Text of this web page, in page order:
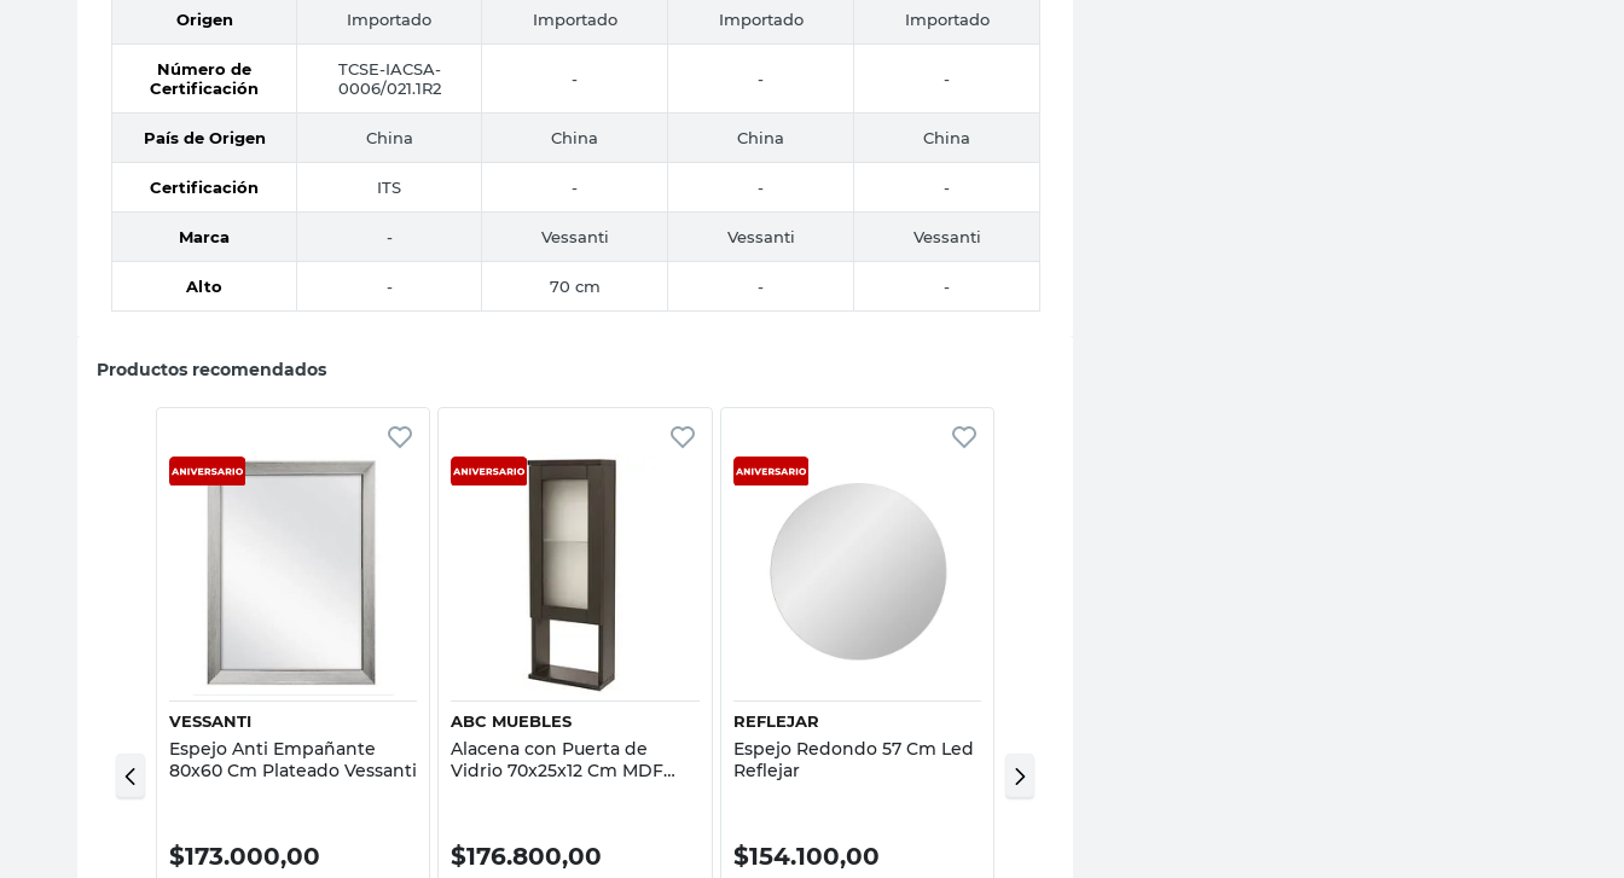
Origen Importado Importado Importado Importado
Número de
Certificación
TCSE-IACSA-
0006/021.1R2
- - -
País de Origen China China China China
Certificación ITS - - -
Marca - Vessanti Vessanti Vessanti
Alto - 70 cm - -
Productos recomendados
VESSANTI
Espejo Anti Empañante
80x60 Cm Plateado Vessanti
$173.000,00
Vista rápida
ABC MUEBLES
Alacena con Puerta de
Vidrio 70x25x12 Cm MDF
$176.800,00
Vista rápida
REFLEJAR
Espejo Redondo 57 Cm Led
Reflejar
$154.100,00
Espejo 50,5x65,5x11,5 Cm
Melamina Marrón